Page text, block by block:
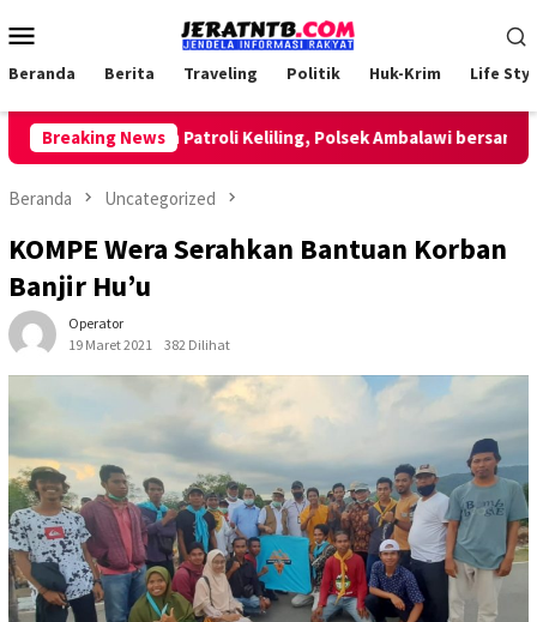
ke
Mobile
Beranda Berita Traveling Politik Huk-Krim Life
Breaking News
Lakukan Patroli Keliling, Polsek Ambalawi bersama TNI
Beranda Uncategorized
KOMPE Wera Serahkan Bantuan Korban
Banjir Hu’u
Operator
19 Maret 2021
382 Dilihat